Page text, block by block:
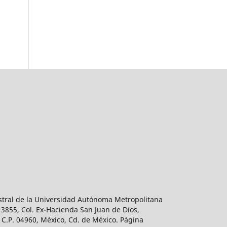
de la Universidad Autónoma Metropolitana
Col. Ex-Hacienda San Juan de Dios,
04960, México, Cd. de México. Página